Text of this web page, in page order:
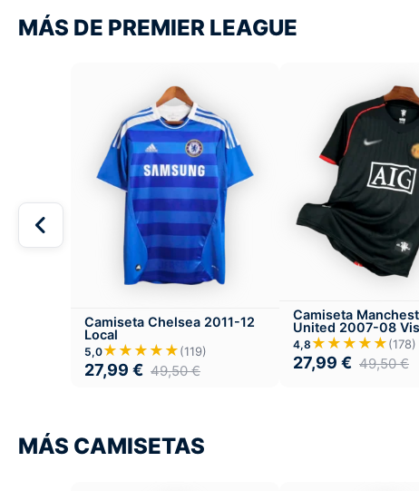
MÁS DE PREMIER LEAGUE
Camiseta Chelsea 2011-12
Local
5,0★★★★★(119)
27,99 € 49,50€
Camiseta
United 2007-08
4,8 ★★★★★(178)
27,99 € 49,50€
MÁS CAMISETAS